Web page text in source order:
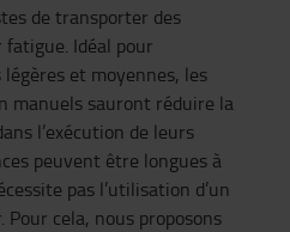
de transporter des
Idéal pour
et moyennes, les
manuels sauront réduire la
l’exécution de leurs
peuvent être longues à
pas l’utilisation d’un
Pour cela, nous proposons